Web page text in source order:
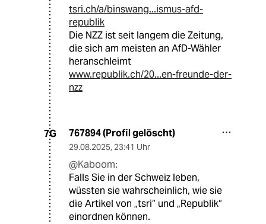
tsri.ch/a/binswang...ismus-afd-
republik
Die NZZ ist seit langem die Zeitung,
die sich am meisten an AfD-Wähler
heranschleimt
www.republik.ch/20...en-freunde-der-
nzz
7G 767894 (Profil gelöscht)
29.08.2025, 23:41 Uhr
@Kaboom:
Falls Sie in der Schweiz leben,
wüssten sie wahrscheinlich, wie sie
die Artikel von „tsri“ und „Republik“
einordnen können.